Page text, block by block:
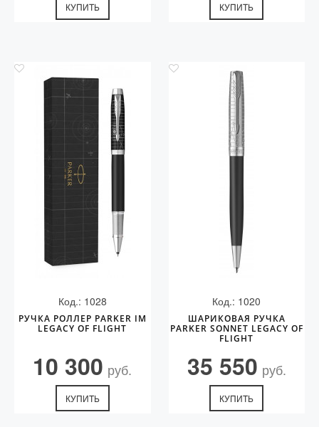
КУПИТЬ КУПИТЬ
Код.: 1028
РУЧКА РОЛЛЕР PARKER IM
LEGACY OF FLIGHT
10 300 руб.
КУПИТЬ
Код.: 1020
ШАРИКОВАЯ РУЧКА
PARKER SONNET LEGACY OF
FLIGHT
35 550 руб.
КУПИТЬ